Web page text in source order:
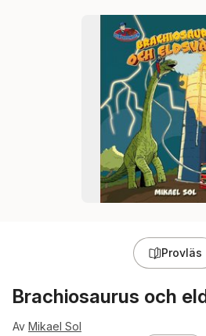
Provläs
Brachiosaurus och
Av Mikael Sol